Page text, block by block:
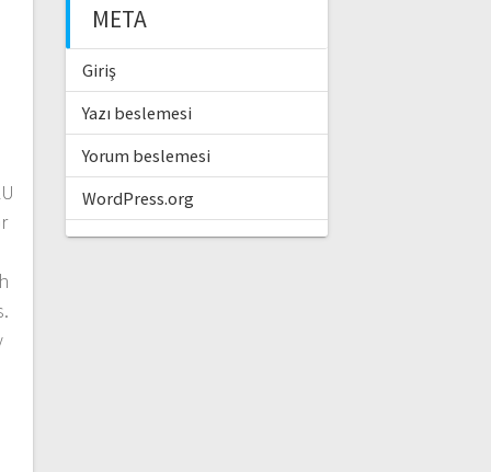
META
Giriş
Yazı beslemesi
Yorum beslemesi
WordPress.org